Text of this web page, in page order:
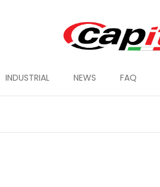
INDUSTRIAL NEWS FAQ